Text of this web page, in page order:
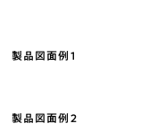
製品図面例1
製品図面例2